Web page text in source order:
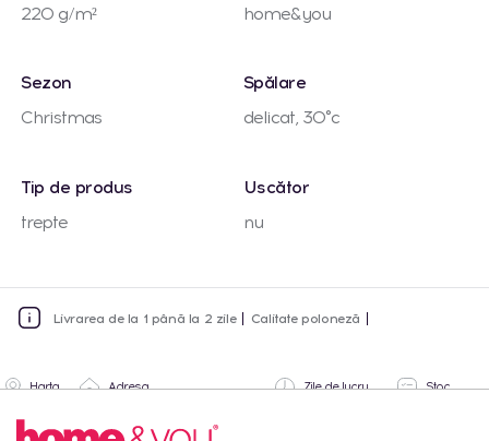
220 g/m²
home&you
Sezon
Christmas
Spălare
delicat, 30°c
Tip de produs
trepte
Uscător
nu
Livrarea de la 1 până la 2 zile Calitate poloneză
Harta Adresa Zile de lucru Stoc